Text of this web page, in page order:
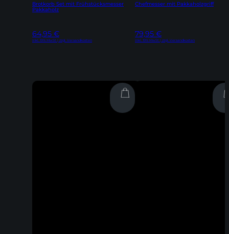
Brotkorb Set mit Frühstücksmesser
Pakkaholz
64,95 €
Inkl. 19% MwSt | zzgl. Versandkosten
Chefmesser mit Pakkaholzgriff
79,95 €
Inkl. 19% MwSt | zzgl. Versandkosten